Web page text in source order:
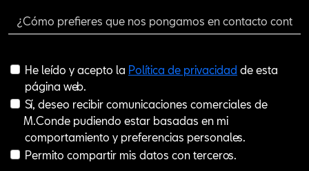
He leído y acepto la Política de privacidad de esta
página web.
Sí, deseo recibir comunicaciones comerciales de
M.Conde pudiendo estar basadas en mi
comportamiento y preferencias personales.
Permito compartir mis datos con terceros.